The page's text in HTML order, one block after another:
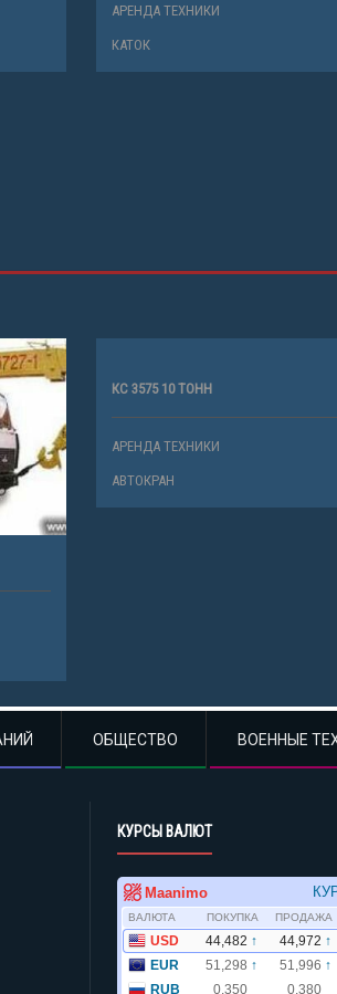
АРЕНДА ТЕХНИКИ
КАТОК
КС 3575 10 ТОНН
АРЕНДА ТЕХНИКИ
АВТОКРАН
ОБЩЕСТВО ВОЕННЫЕ
КУРСЫ ВАЛЮТ